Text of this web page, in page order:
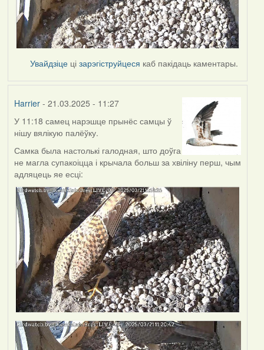
Увайдзіце цізарэгіструйцеся каб пакідаць каментары.
Harrier- 21.03.2025 - 11:27
У 11:18 самец нарэшце прынёс самцы ў
нішу вялікую палёўку.
Самка была настолькі галодная, што доўга
не магла супакоіцца і крычала больш за хвіліну перш, чым
адляцець яе есці: